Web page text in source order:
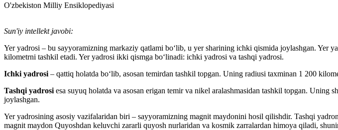
O'zbekiston Milliy Ensiklopediyasi
Sun'iy intellekt javobi:
Yer yadrosi – bu sayyoramizning markaziy qatlami bo‘lib, u yer sharining ichki qismida joylashgan. Yer
kilometrni tashkil etadi. Yer yadrosi ikki qismga bo‘linadi: ichki yadrosi va tashqi yadrosi.
Ichki yadrosi – qattiq holatda bo‘lib, asosan temirdan tashkil topgan. Uning radiusi taxminan 1 200
Tashqi yadrosi esa suyuq holatda va asosan erigan temir va nikel aralashmasidan tashkil topgan.
joylashgan.
Yer yadrosining asosiy vazifalaridan biri – sayyoramizning magnit maydonini hosil qilishdir. Tashqi
magnit maydon Quyoshdan keluvchi zararli quyosh nurlaridan va kosmik zarralardan himoya qiladi,